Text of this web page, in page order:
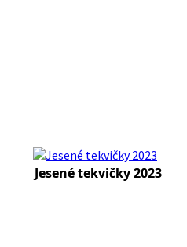
Jesené tekvičky 2023